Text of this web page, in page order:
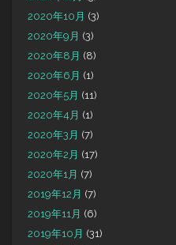
2020年10月 (3)
2020年9月 (3)
2020年8月 (8)
2020年6月 (1)
2020年5月 (11)
2020年4月 (1)
2020年3月 (7)
2020年2月 (17)
2020年1月 (7)
2019年12月 (7)
2019年11月 (6)
2019年10月 (31)